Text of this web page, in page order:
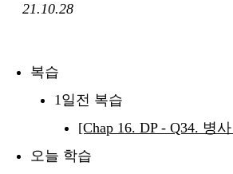
21.10.28
복습
1일전 복습
[Chap 16. DP - Q34. 병
오늘 학습